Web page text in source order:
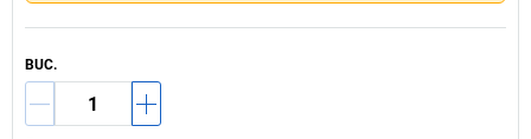
BUC.